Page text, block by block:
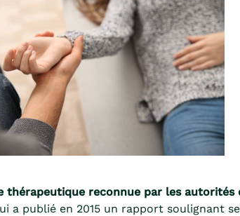
thérapeutique reconnue par les autorités
a publié en 2015 un rapport soulignant